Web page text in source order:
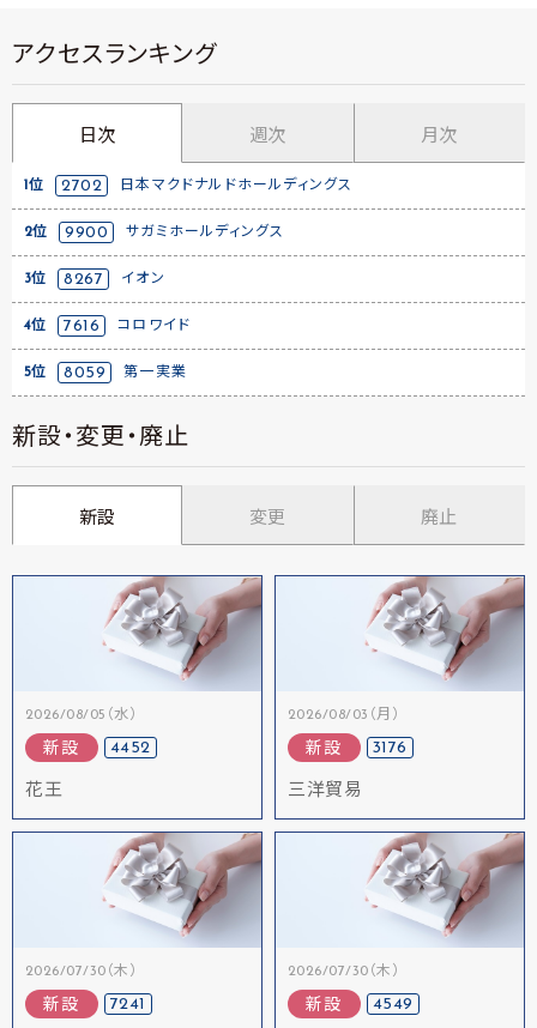
アクセスランキング
日次 週次 月次
1位 2702 日本マクドナルドホールディングス
2位 9900 サガミホールディングス
3位 8267 イオン
4位 7616 コロワイド
5位 8059 第一実業
新設・変更・廃止
新設 変更 廃止
2026/08/05（水）
新設 4452
花王
2026/08/03（月）
新設 3176
三洋貿易
2026/07/30（木）
新設 7241
2026/07/30（木）
新設 4549